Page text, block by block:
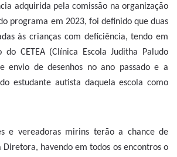
adquirida pela comissão na organização
programa em 2023, foi definido que duas
às crianças com deficiência, tendo em
CETEA (Clínica Escola Juditha Paludo
envio de desenhos no ano passado e a
estudante autista daquela escola como
e vereadoras mirins terão a chance de
havendo em todos os encontros o